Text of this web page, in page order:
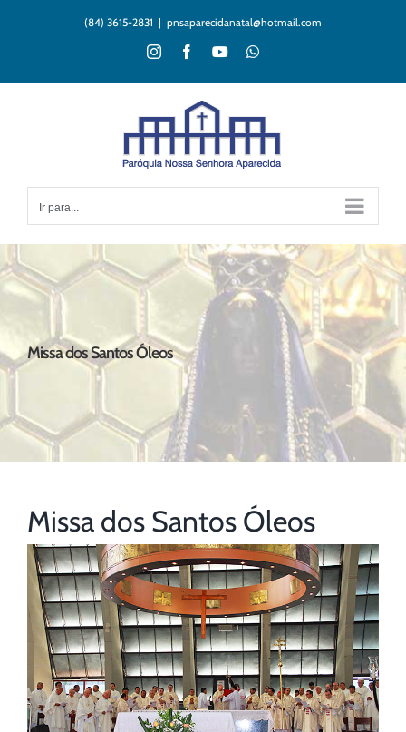
(84) 3615-2831 | pnsaparecidanatal@hotmail.com
InstagramFacebookYouTubeWhatsApp
Ir para...
Missa dos Santos Óleos
Missa dos Santos Óleos